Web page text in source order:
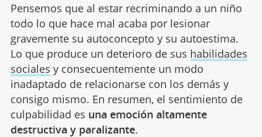
Pensemos que al estar recriminando a un niño
todo lo que hace mal acaba por lesionar
gravemente su autoconcepto y su autoestima.
Lo que produce un deterioro de sus habilidades
sociales y consecuentemente un modo
inadaptado de relacionarse con los demás y
consigo mismo. En resumen, el sentimiento de
culpabilidad es una emoción altamente
destructiva y paralizante.